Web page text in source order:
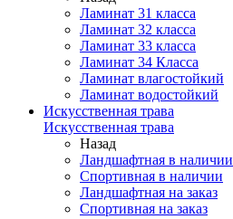
Ламинат 31 класса
Ламинат 32 класса
Ламинат 33 класса
Ламинат 34 Класса
Ламинат влагостойкий
Ламинат водостойкий
Искусственная трава
Искусственная трава
Назад
Ландшафтная в наличии
Спортивная в наличии
Ландшафтная на заказ
Спортивная на заказ